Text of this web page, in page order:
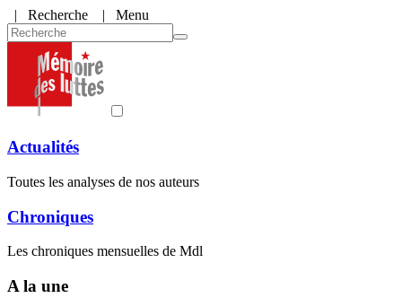
| Recherche | Menu
Actualités
Toutes les analyses de nos auteurs
Chroniques
Les chroniques mensuelles de Mdl
A la une